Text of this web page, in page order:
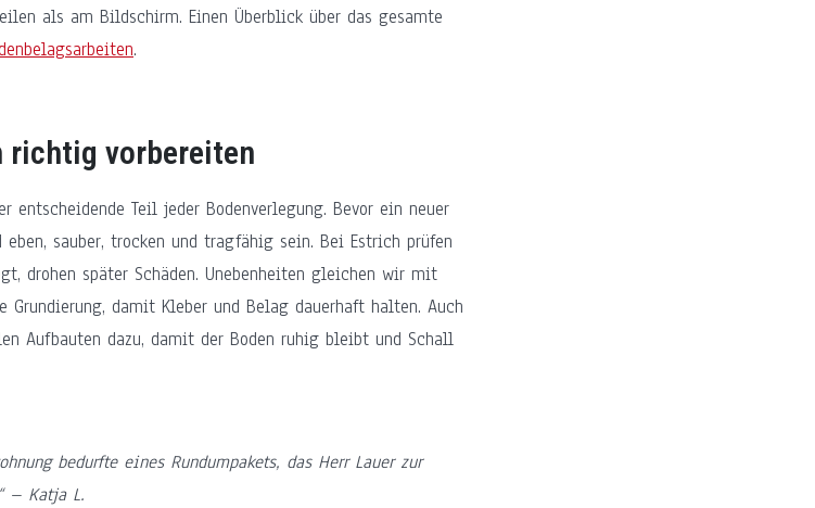
als am Bildschirm. Einen Überblick über das gesamte
.
richtig vorbereiten
entscheidende Teil jeder Bodenverlegung. Bevor ein neuer
sauber, trocken und tragfähig sein. Bei Estrich prüfen
drohen später Schäden. Unebenheiten gleichen wir mit
damit Kleber und Belag dauerhaft halten. Auch
Aufbauten dazu, damit der Boden ruhig bleibt und Schall
bedurfte eines Rundumpakets, das Herr Lauer zur
– Katja L.